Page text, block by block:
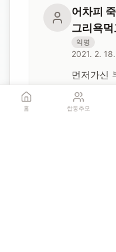
홈 합동추모
어차피
그리욕
익명
2021. 2.
먼저가신